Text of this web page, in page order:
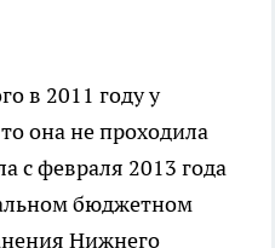
в 2011 году у
она не проходила
с февраля 2013 года
бюджетном
Нижнего